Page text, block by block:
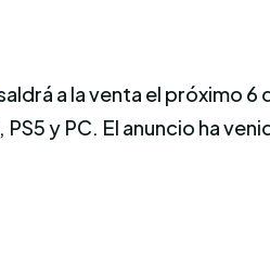
a la venta el próximo
y PC. El anuncio ha